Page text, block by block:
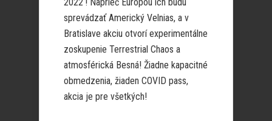
2022‘! Naprieč Európou ich budú
sprevádzať Americký Velnias, a v
Bratislave akciu otvorí experimentálne
zoskupenie Terrestrial Chaos a
atmosférická Besná! Žiadne kapacitné
obmedzenia, žiaden COVID pass,
akcia je pre všetkých!